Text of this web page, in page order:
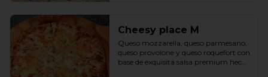
Cheesy place M
Queso mozzarella, queso parmesano,
queso provolone y queso roquefort con
base de exquisita salsa premium hecha